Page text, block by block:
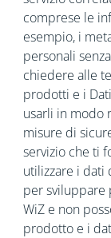
comprese le
esempio, i
personali
chiedere alle
prodotti e i
usarli in modo
misure di
servizio che ti
utilizzare i dati
per
WiZ e non
prodotto e i